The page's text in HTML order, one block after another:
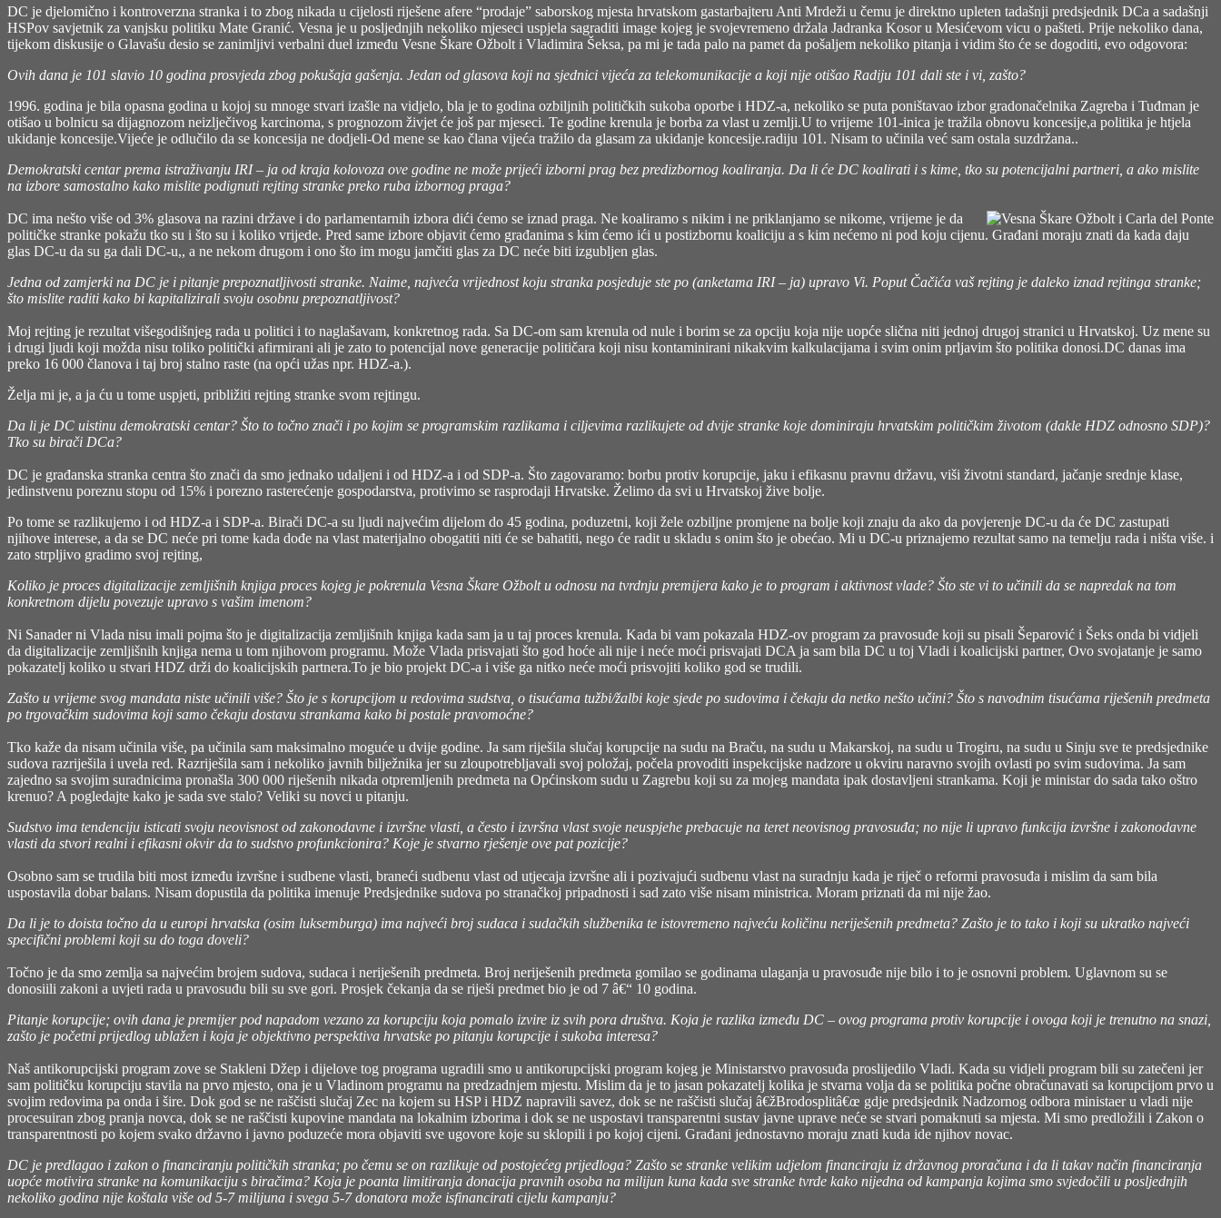
samo
oni
kojima
u
velike
oči
DC je djelomično i kontroverzna stranka i to zbog nikada u cijelosti riješene afere “prodaje” saborskog mjesta hrvatskom gastarbajteru Anti Mrdeži u čemu je direktno upleten tadašnji predsjednik DCa a sadašnji
HSPov savjetnik za vanjsku politiku Mate Granić. Vesna je u posljednjih nekoliko mjeseci uspjela sagraditi image kojeg je svojevremeno držala Jadranka Kosor u Mesićevom vicu o pašteti. Prije nekoliko dana,
tijekom diskusije o Glavašu desio se zanimljivi verbalni duel između Vesne Škare Ožbolt i Vladimira Šeksa, pa mi je tada palo na pamet da pošaljem nekoliko pitanja i vidim što će se dogoditi, evo odgovora:
Ovih dana je 101 slavio 10 godina prosvjeda zbog pokušaja gašenja. Jedan od glasova koji na sjednici vijeća za telekomunikacije a koji nije otišao Radiju 101 dali ste i vi, zašto?
1996. godina je bila opasna godina u kojoj su mnoge stvari izašle na vidjelo, bla je to godina ozbiljnih političkih sukoba oporbe i HDZ-a, nekoliko se puta poništavao izbor gradonačelnika Zagreba i Tuđman je
otišao u bolnicu sa dijagnozom neizlječivog karcinoma, s prognozom živjet će još par mjeseci. Te godine krenula je borba za vlast u zemlji.U to vrijeme 101-inica je tražila obnovu koncesije,a politika je htjela
ukidanje koncesije.Vijeće je odlučilo da se koncesija ne dodjeli-Od mene se kao člana vijeća tražilo da glasam za ukidanje koncesije.radiju 101. Nisam to učinila već sam ostala suzdržana..
Demokratski centar prema istraživanju IRI – ja od kraja kolovoza ove godine ne može prijeći izborni prag bez predizbornog koaliranja. Da li će DC koalirati i s kime, tko su potencijalni partneri, a ako mislite
na izbore samostalno kako mislite podignuti rejting stranke preko ruba izbornog praga?
DC ima nešto više od 3% glasova na razini države i do parlamentarnih izbora dići ćemo se iznad praga. Ne koaliramo s nikim i ne priklanjamo se nikome, vrijeme je da
političke stranke pokažu tko su i što su i koliko vrijede. Pred same izbore objavit ćemo građanima s kim ćemo ići u postizbornu koaliciju a s kim nećemo ni pod koju cijenu. Građani moraju znati da kada daju
glas DC-u da su ga dali DC-u,, a ne nekom drugom i ono što im mogu jamčiti glas za DC neće biti izgubljen glas.
Jedna od zamjerki na DC je i pitanje prepoznatljivosti stranke. Naime, najveća vrijednost koju stranka posjeduje ste po (anketama IRI – ja) upravo Vi. Poput Čačića vaš rejting je daleko iznad rejtinga stranke;
što mislite raditi kako bi kapitalizirali svoju osobnu prepoznatljivost?
Moj rejting je rezultat višegodišnjeg rada u politici i to naglašavam, konkretnog rada. Sa DC-om sam krenula od nule i borim se za opciju koja nije uopće slična niti jednoj drugoj stranici u Hrvatskoj. Uz mene su
i drugi ljudi koji možda nisu toliko politički afirmirani ali je zato to potencijal nove generacije političara koji nisu kontaminirani nikakvim kalkulacijama i svim onim prljavim što politika donosi.DC danas ima
preko 16 000 članova i taj broj stalno raste (na opći užas npr. HDZ-a.).
Želja mi je, a ja ću u tome uspjeti, približiti rejting stranke svom rejtingu.
Da li je DC uistinu demokratski centar? Što to točno znači i po kojim se programskim razlikama i ciljevima razlikujete od dvije stranke koje dominiraju hrvatskim političkim životom (dakle HDZ odnosno SDP)?
Tko su birači DCa?
DC je građanska stranka centra što znači da smo jednako udaljeni i od HDZ-a i od SDP-a. Što zagovaramo: borbu protiv korupcije, jaku i efikasnu pravnu državu, viši životni standard, jačanje srednje klase,
jedinstvenu poreznu stopu od 15% i porezno rasterećenje gospodarstva, protivimo se rasprodaji Hrvatske. Želimo da svi u Hrvatskoj žive bolje.
Po tome se razlikujemo i od HDZ-a i SDP-a. Birači DC-a su ljudi najvećim dijelom do 45 godina, poduzetni, koji žele ozbiljne promjene na bolje koji znaju da ako da povjerenje DC-u da će DC zastupati
njihove interese, a da se DC neće pri tome kada dođe na vlast materijalno obogatiti niti će se bahatiti, nego će radit u skladu s onim što je obećao. Mi u DC-u priznajemo rezultat samo na temelju rada i ništa više. i
zato strpljivo gradimo svoj rejting,
Koliko je proces digitalizacije zemljišnih knjiga proces kojeg je pokrenula Vesna Škare Ožbolt u odnosu na tvrdnju premijera kako je to program i aktivnost vlade? Što ste vi to učinili da se napredak na tom
konkretnom dijelu povezuje upravo s vašim imenom?
Ni Sanader ni Vlada nisu imali pojma što je digitalizacija zemljišnih knjiga kada sam ja u taj proces krenula. Kada bi vam pokazala HDZ-ov program za pravosuđe koji su pisali Šeparović i Šeks onda bi vidjeli
da digitalizacije zemljišnih knjiga nema u tom njihovom programu. Može Vlada prisvajati što god hoće ali nije i neće moći prisvajati DCA ja sam bila DC u toj Vladi i koalicijski partner, Ovo svojatanje je samo
pokazatelj koliko u stvari HDZ drži do koalicijskih partnera.To je bio projekt DC-a i više ga nitko neće moći prisvojiti koliko god se trudili.
Zašto u vrijeme svog mandata niste učinili više? Što je s korupcijom u redovima sudstva, o tisućama tužbi/žalbi koje sjede po sudovima i čekaju da netko nešto učini? Što s navodnim tisućama riješenih predmeta
po trgovačkim sudovima koji samo čekaju dostavu strankama kako bi postale pravomoćne?
Tko kaže da nisam učinila više, pa učinila sam maksimalno moguće u dvije godine. Ja sam riješila slučaj korupcije na sudu na Braču, na sudu u Makarskoj, na sudu u Trogiru, na sudu u Sinju sve te predsjednike
sudova razriješila i uvela red. Razriješila sam i nekoliko javnih bilježnika jer su zloupotrebljavali svoj položaj, počela provoditi inspekcijske nadzore u okviru naravno svojih ovlasti po svim sudovima. Ja sam
zajedno sa svojim suradnicima pronašla 300 000 riješenih nikada otpremljenih predmeta na Općinskom sudu u Zagrebu koji su za mojeg mandata ipak dostavljeni strankama. Koji je ministar do sada tako oštro
krenuo? A pogledajte kako je sada sve stalo? Veliki su novci u pitanju.
Sudstvo ima tendenciju isticati svoju neovisnost od zakonodavne i izvršne vlasti, a često i izvršna vlast svoje neuspjehe prebacuje na teret neovisnog pravosuđa; no nije li upravo funkcija izvršne i zakonodavne
vlasti da stvori realni i efikasni okvir da to sudstvo profunkcionira? Koje je stvarno rješenje ove pat pozicije?
Osobno sam se trudila biti most između izvršne i sudbene vlasti, braneći sudbenu vlast od utjecaja izvršne ali i pozivajući sudbenu vlast na suradnju kada je riječ o reformi pravosuđa i mislim da sam bila
uspostavila dobar balans. Nisam dopustila da politika imenuje Predsjednike sudova po stranačkoj pripadnosti i sad zato više nisam ministrica. Moram priznati da mi nije žao.
Da li je to doista točno da u europi hrvatska (osim luksemburga) ima najveći broj sudaca i sudačkih službenika te istovremeno najveću količinu neriješenih predmeta? Zašto je to tako i koji su ukratko najveći
specifični problemi koji su do toga doveli?
Točno je da smo zemlja sa najvećim brojem sudova, sudaca i neriješenih predmeta. Broj neriješenih predmeta gomilao se godinama ulaganja u pravosuđe nije bilo i to je osnovni problem. Uglavnom su se
donosiili zakoni a uvjeti rada u pravosuđu bili su sve gori. Prosjek čekanja da se riješi predmet bio je od 7 â€“ 10 godina.
Pitanje korupcije; ovih dana je premijer pod napadom vezano za korupciju koja pomalo izvire iz svih pora društva. Koja je razlika između DC – ovog programa protiv korupcije i ovoga koji je trenutno na snazi,
zašto je početni prijedlog ublažen i koja je objektivno perspektiva hrvatske po pitanju korupcije i sukoba interesa?
Naš antikorupcijski program zove se Stakleni Džep i dijelove tog programa ugradili smo u antikorupcijski program kojeg je Ministarstvo pravosuđa proslijedilo Vladi. Kada su vidjeli program bili su zatečeni jer
sam političku korupciju stavila na prvo mjesto, ona je u Vladinom programu na predzadnjem mjestu. Mislim da je to jasan pokazatelj kolika je stvarna volja da se politika počne obračunavati sa korupcijom prvo u
svojim redovima pa onda i šire. Dok god se ne raščisti slučaj Zec na kojem su HSP i HDZ napravili savez, dok se ne raščisti slučaj â€žBrodosplitâ€œ gdje predsjednik Nadzornog odbora ministaer u vladi nije
procesuiran zbog pranja novca, dok se ne raščisti kupovine mandata na lokalnim izborima i dok se ne uspostavi transparentni sustav javne uprave neće se stvari pomaknuti sa mjesta. Mi smo predložili i Zakon o
transparentnosti po kojem svako državno i javno poduzeće mora objaviti sve ugovore koje su sklopili i po kojoj cijeni. Građani jednostavno moraju znati kuda ide njihov novac.
DC je predlagao i zakon o financiranju političkih stranka; po čemu se on razlikuje od postojećeg prijedloga? Zašto se stranke velikim udjelom financiraju iz državnog proračuna i da li takav način financiranja
uopće motivira stranke na komunikaciju s biračima? Koja je poanta limitiranja donacija pravnih osoba na milijun kuna kada sve stranke tvrde kako nijedna od kampanja kojima smo svjedočili u posljednjih
nekoliko godina nije koštala više od 5-7 milijuna i svega 5-7 donatora može isfinancirati cijelu kampanju?